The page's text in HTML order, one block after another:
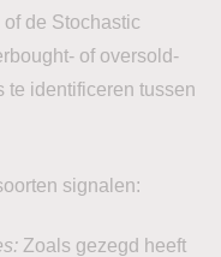
de Stochastic
of oversold-
te identificeren tussen
signalen:
Zoals gezegd heeft